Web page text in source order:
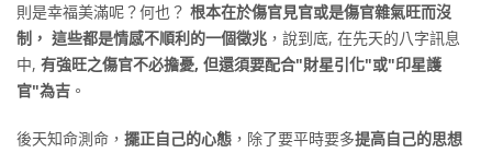
則是幸福美滿呢？何也？ 根本在於傷官見官或是傷官雜氣旺而沒
制， 這些都是情感不順利的一個徵兆 ，說到底, 在先天的八字訊息
中, 有強旺之傷官不必擔憂, 但還須要配合"財星引化"或"印星護
官"為吉 。
後天知命測命， 擺正自己的心態 ，除了要平時要多提高自己的思想